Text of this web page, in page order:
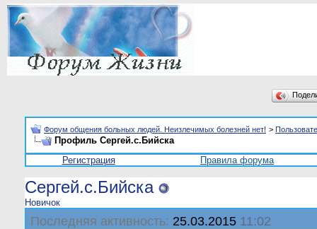
Форум общения больных людей. Неизлечимых болезней нет! >
Профиль Сергей.с.Бийска
Регистрация
Правила форума
Сергей.с.Бийска
Новичок
Последняя активность: 25.03.2015 11:02